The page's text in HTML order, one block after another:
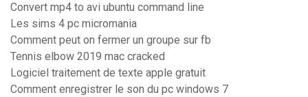
Convert mp4 to avi ubuntu command line
Les sims 4 pc micromania
Comment peut on fermer un groupe sur fb
Tennis elbow 2019 mac cracked
Logiciel traitement de texte apple gratuit
Comment enregistrer le son du pc windows 7